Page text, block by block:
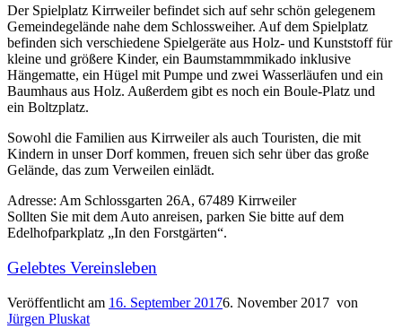
Der Spielplatz Kirrweiler befindet sich auf sehr schön gelegenem
Gemeindegelände nahe dem Schlossweiher. Auf dem Spielplatz
befinden sich verschiedene Spielgeräte aus Holz- und Kunststoff für
kleine und größere Kinder, ein Baumstammmikado inklusive
Hängematte, ein Hügel mit Pumpe und zwei Wasserläufen und ein
Baumhaus aus Holz. Außerdem gibt es noch ein Boule-Platz und
ein Boltzplatz.
Sowohl die Familien aus Kirrweiler als auch Touristen, die mit
Kindern in unser Dorf kommen, freuen sich sehr über das große
Gelände, das zum Verweilen einlädt.
Adresse: Am Schlossgarten 26A, 67489 Kirrweiler
Sollten Sie mit dem Auto anreisen, parken Sie bitte auf dem
Edelhofparkplatz „In den Forstgärten“.
Gelebtes Vereinsleben
Veröffentlicht am 16. September 20176. November 2017 von
Jürgen Pluskat